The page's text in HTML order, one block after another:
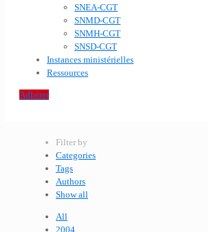
SNEA-CGT
SNMD-CGT
SNMH-CGT
SNSD-CGT
Instances ministérielles
Ressources
Adhérer
Filter by
Categories
Tags
Authors
Show all
All
2004